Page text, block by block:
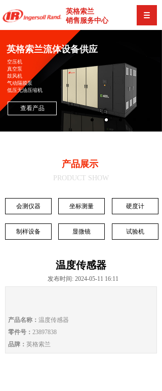
英格索兰
销售服务中心
英格索兰流体设备供应
空压机
真空泵
鼓风机
气动隔膜泵
低压无油压缩机
查看产品
产品展示
PRODUCT SHOW
会测仪器 坐标测量 硬度计
试验机
制样设备 显微镜
温度传感器
发布时间: 2024-05-11 16:11
产品名称： 温度传感器
零件号： 23897838
品牌： 英格索兰